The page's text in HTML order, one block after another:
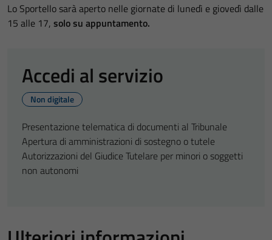
Lo Sportello sarà aperto nelle giornate di lunedì e giovedì dalle
15 alle 17, solo su appuntamento.
Accedi al servizio
Non digitale
Presentazione telematica di documenti al Tribunale
Apertura di amministrazioni di sostegno o tutele
Autorizzazioni del Giudice Tutelare per minori o soggetti
non autonomi